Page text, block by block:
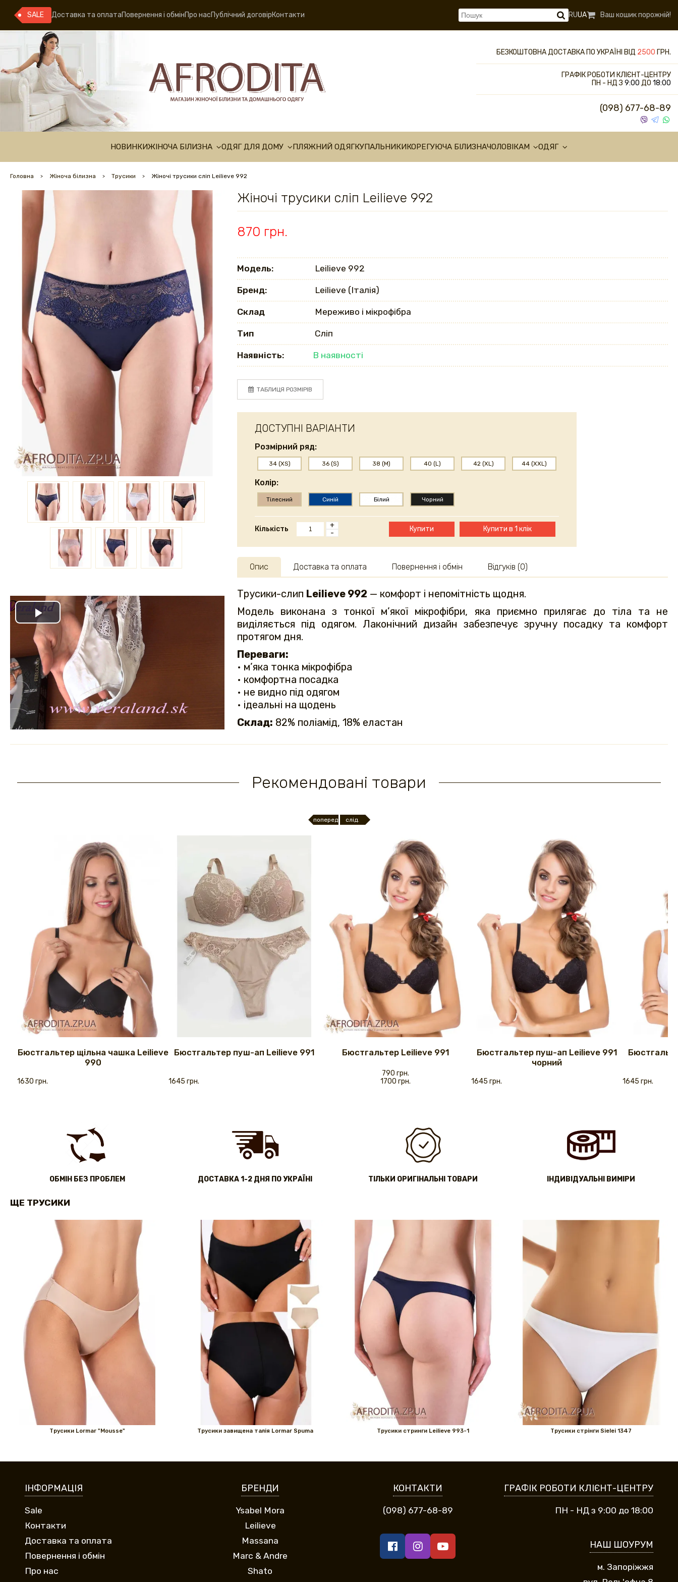
SALE Доставка та оплатаПовернення і обмінПро насПублічний договірКонтакти RUUA Ваш кошик порожній!
БЕЗКОШТОВНА ДОСТАВКА ПО УКРАЇНІ ВІД 2500 ГРН.
ГРАФІК РОБОТИ КЛІЄНТ-ЦЕНТРУ
ПН - НД З 9:00 ДО 18:00
(098) 677-68-89
НОВИНКИЖІНОЧА БІЛИЗНА ОДЯГ ДЛЯ ДОМУ ПЛЯЖНИЙ ОДЯГКУПАЛЬНИКИКОРЕГУЮЧА БІЛИЗНАЧОЛОВІКАМ ОДЯГ
Головна Жіноча білизна Трусики Жіночі трусики сліп Leilieve 992
Play
Video
Жіночі трусики сліп Leilieve 992
870 грн.
Модель: Leilieve 992
Бренд: Leilieve (Італія)
Склад Мереживо і мікрофібра
Тип Сліп
Наявність: В наявності
ТАБЛИЦЯ РОЗМІРІВ
ДОСТУПНІ ВАРІАНТИ
Розмірний ряд:
34 (XS) 36 (S) 38 (M) 40 (L) 42 (XL) 44 (XXL)
Колір:
Тілесний Синій Білий Чорний
Кількість
+
-
Купити Купити в 1 клік
Опис
Трусики-слип Leilieve 992 — комфорт і непомітність щодня.
Модель виконана з тонкої м’якої мікрофібри, яка приємно прилягає до тіла та не
виділяється під одягом. Лаконічний дизайн забезпечує зручну посадку та комфорт
протягом дня.
Переваги:
• м’яка тонка мікрофібра
• комфортна посадка
• не видно під одягом
• ідеальні на щодень
Склад: 82% поліамід, 18% еластан
Доставка та оплата Повернення і обмін Відгуків (0)
Рекомендовані товари
поперед. слід.
Бюстгальтер щільна чашка Leilieve
990
1630 грн.
Бюстгальтер пуш-ап Leilieve 991
1645 грн.
Бюстгальтер Leilieve 991
790 грн.
1700 грн.
Бюстгальтер пуш-ап Leilieve 991
чорний
1645 грн. 1645 грн.
ОБМІН БЕЗ ПРОБЛЕМ ДОСТАВКА 1-2 ДНЯ ПО УКРАЇНІ ТІЛЬКИ ОРИГІНАЛЬНІ ТОВАРИ IНДИВІДУАЛЬНІ ВИМІРИ
ЩЕ ТРУСИКИ
Трусики Lormar "Mousse" Трусики завищена талія Lormar Spuma Трусики стринги Leilieve 993-1 Трусики стрінги Sielei 1347
ІНФОРМАЦІЯ
Sale
Контакти
Доставка та оплата
Повернення і обмін
Про нас
БРЕНДИ
Ysabel Mora
Leilieve
Massana
Marc & Andre
Shato
КОНТАКТИ
(098) 677-68-89
ГРАФІК РОБОТИ КЛІЄНТ-ЦЕНТРУ
ПН - НД з 9:00 до 18:00
НАШ ШОУРУМ
м. Запоріжжя